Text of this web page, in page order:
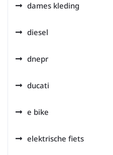
dames kleding
diesel
dnepr
ducati
e bike
elektrische fiets